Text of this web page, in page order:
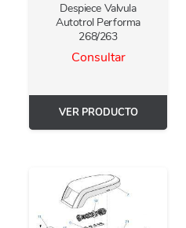
Despiece Valvula
Autotrol Performa
268/263
Consultar
VER PRODUCTO